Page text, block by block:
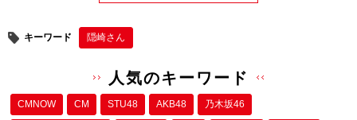
キーワード 隠崎さん
人気のキーワード
CMNOW CM STU48 AKB48 乃木坂46